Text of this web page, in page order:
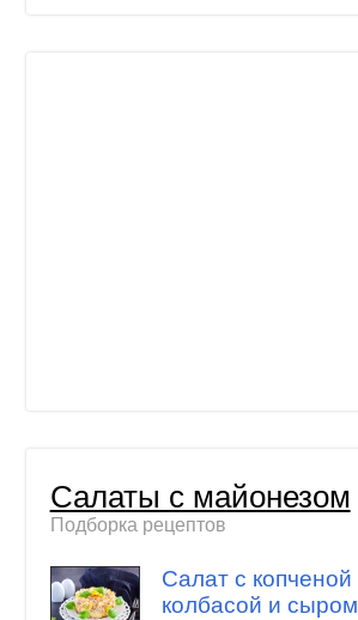
Салаты с майонезом
Подборка рецептов
Салат с копченой
колбасой и сыром